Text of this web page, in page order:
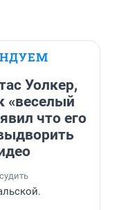
Уолкер,
«веселый
что его